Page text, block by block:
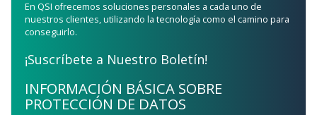
En QSI ofrecemos soluciones personales a cada uno de
nuestros clientes, utilizando la tecnología como el camino para
conseguirlo.
¡Suscríbete a Nuestro Boletín!
INFORMACIÓN BÁSICA SOBRE
PROTECCIÓN DE DATOS